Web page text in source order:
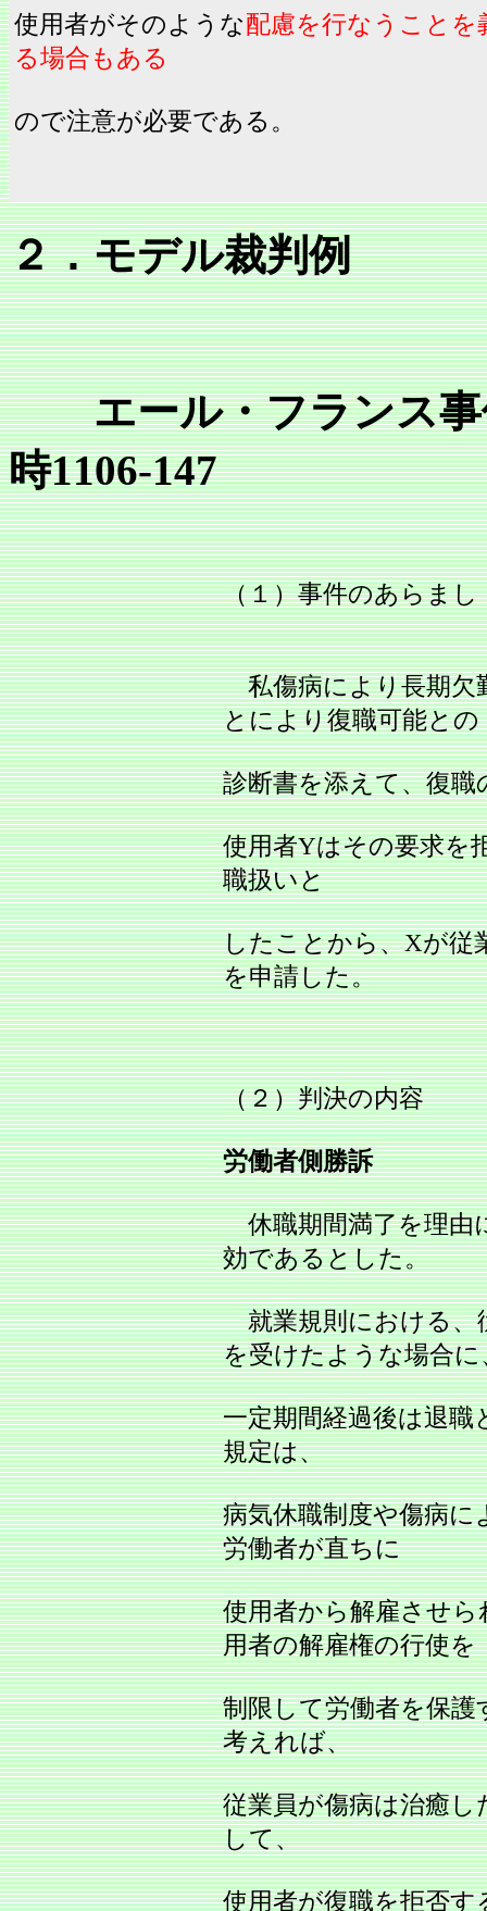
使用者がそのような配慮を行なうことを
る場合もある
ので注意が必要である。
２．モデル裁判例
エール・フランス事
時1106‐147
（１）事件のあらまし
私傷病により長期欠
とにより復職可能との
診断書を添えて、復
使用者Yはその要求を
職扱いと
したことから、Xが従
を申請した。
（２）判決の内容
労働者側勝訴
休職期間満了を理由
効であるとした。
就業規則における、
を受けたような場合に
一定期間経過後は退
規定は、
病気休職制度や傷病
労働者が直ちに
使用者から解雇させ
用者の解雇権の行使を
制限して労働者を保
考えれば、
従業員が傷病は治癒
して、
使用者が復職を拒否